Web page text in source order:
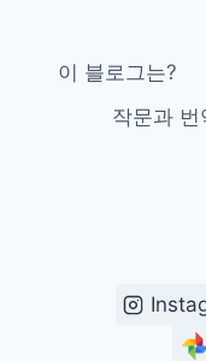
이 블로그는?
작문과 번